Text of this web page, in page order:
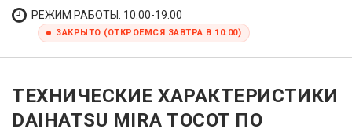
РЕЖИМ РАБОТЫ: 10:00-19:00
ЗАКРЫТО (ОТКРОЕМСЯ ЗАВТРА В 10:00)
ТЕХНИЧЕСКИЕ ХАРАКТЕРИСТИКИ
DAIHATSU MIRA TOCOT ПО